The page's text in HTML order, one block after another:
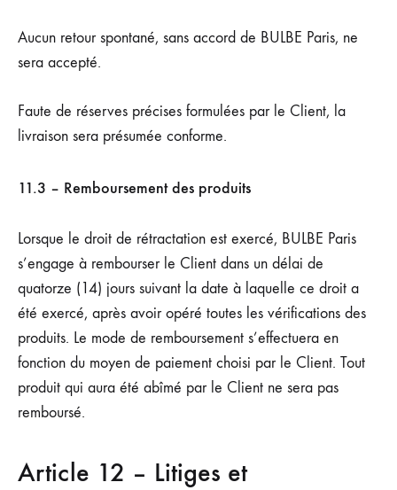
Aucun retour spontané, sans accord de BULBE Paris, ne
sera accepté.
Faute de réserves précises formulées par le Client, la
livraison sera présumée conforme.
11.3 – Remboursement des produits
Lorsque le droit de rétractation est exercé, BULBE Paris
s’engage à rembourser le Client dans un délai de
quatorze (14) jours suivant la date à laquelle ce droit a
été exercé, après avoir opéré toutes les vérifications des
produits. Le mode de remboursement s’effectuera en
fonction du moyen de paiement choisi par le Client. Tout
produit qui aura été abîmé par le Client ne sera pas
remboursé.
Article 12 – Litiges et